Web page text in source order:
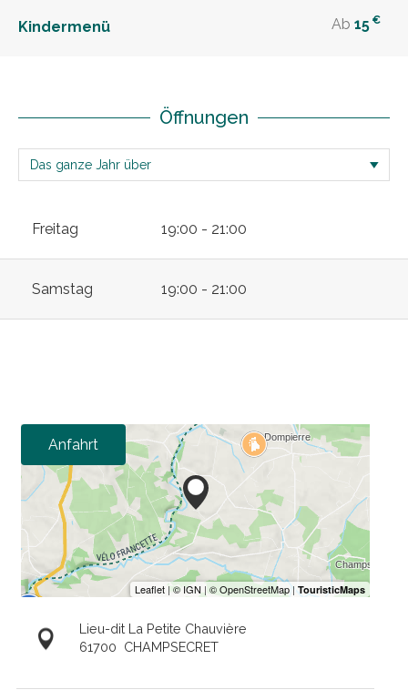
Kindermenü Ab 15 €
Öffnungen
Freitag 19:00 - 21:00
Samstag 19:00 - 21:00
Anfahrt
Lieu-dit La Petite Chauvière
61700 CHAMPSECRET